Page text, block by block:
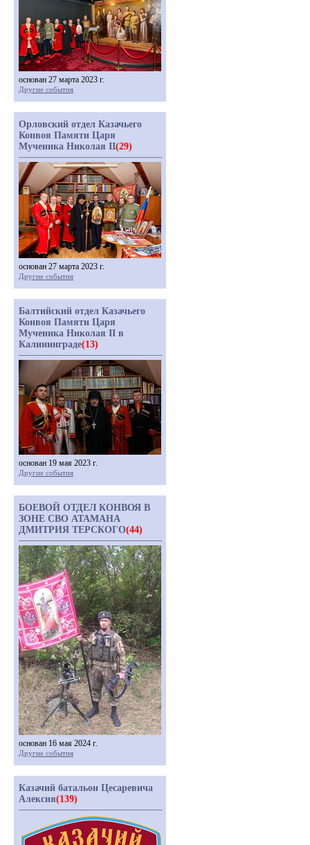
основан 27 марта 2023 г.
Другие события
Орловский отдел Казачьего
Конвоя Памяти Царя
Мученика Николая II(29)
основан 27 марта 2023 г.
Другие события
Балтийский отдел Казачьего
Конвоя Памяти Царя
Мученика Николая II в
Калининграде(13)
основан 19 мая 2023 г.
Другие события
БОЕВОЙ ОТДЕЛ КОНВОЯ В
ЗОНЕ СВО АТАМАНА
ДМИТРИЯ ТЕРСКОГО(44)
основан 16 мая 2024 г.
Другие события
Казачий батальон Цесаревича
Алексия(139)